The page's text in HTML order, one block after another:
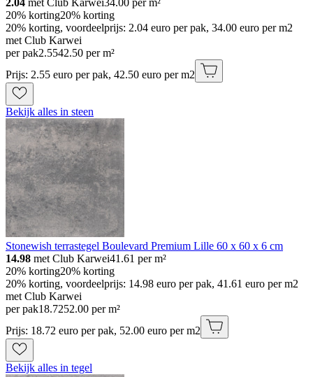
2.04 met Club Karwei34.00 per m²
20% korting20% korting
20% korting, voordeelprijs: 2.04 euro per pak, 34.00 euro per m2
met Club Karwei
per pak2.5542.50 per m²
Prijs: 2.55 euro per pak, 42.50 euro per m2
Bekijk alles in steen
Stonewish terrastegel Boulevard Premium Lille 60 x 60 x 6 cm
14.98 met Club Karwei41.61 per m²
20% korting20% korting
20% korting, voordeelprijs: 14.98 euro per pak, 41.61 euro per m2
met Club Karwei
per pak18.7252.00 per m²
Prijs: 18.72 euro per pak, 52.00 euro per m2
Bekijk alles in tegel